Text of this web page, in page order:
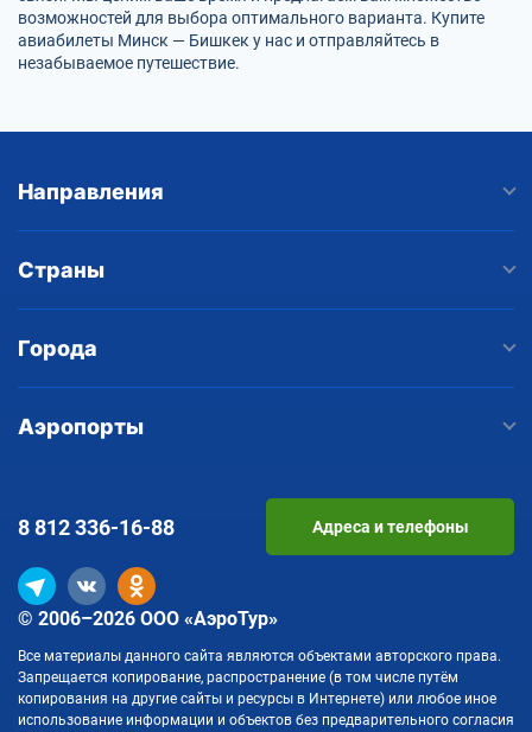
возможностей для выбора оптимального варианта. Купите
авиабилеты Минск — Бишкек у нас и отправляйтесь в
незабываемое путешествие.
Направления
Страны
Города
Аэропорты
© 2006–2026 ООО «АэроТур»
Все материалы данного сайта являются объектами авторского права.
Запрещается копирование, распространение (в том числе путём
копирования на другие сайты и ресурсы в Интернете) или любое иное
использование информации и объектов без предварительного согласия
8 812336-16-88 Адреса и телефоны